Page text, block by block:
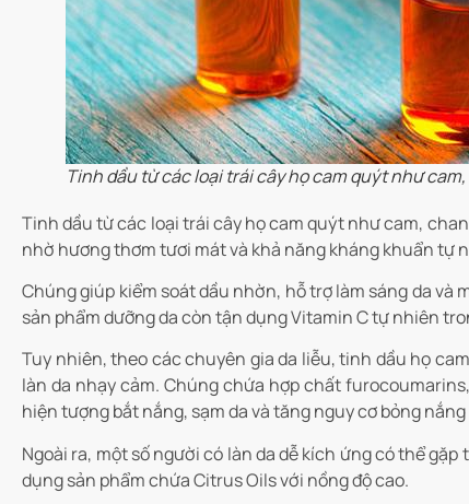
Tinh dầu từ các loại trái cây họ cam quýt như
Tinh dầu từ các loại trái cây họ cam quýt như cam,
nhờ hương thơm tươi mát và khả năng kháng khuẩn tự
Chúng giúp kiểm soát dầu nhờn, hỗ trợ làm sáng da và
sản phẩm dưỡng da còn tận dụng Vitamin C tự nhiên
Tuy nhiên, theo các chuyên gia da liễu, tinh dầu họ
làn da nhạy cảm. Chúng chứa hợp chất
hiện tượng bắt nắng, sạm da và tăng nguy cơ bỏng
Ngoài ra, một số người có làn da dễ kích ứng có thể
dụng sản phẩm chứa Citrus Oils với nồng độ cao.